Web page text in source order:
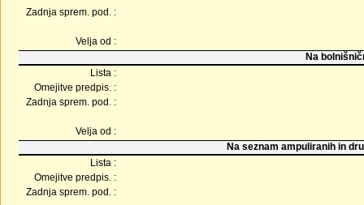
Zadnja sprem. pod. :
Velja od :
Na
Lista :
Omejitve predpis. :
Zadnja sprem. pod. :
Velja od :
Na seznam ampuliranih in
Lista :
Omejitve predpis. :
Zadnja sprem. pod. :